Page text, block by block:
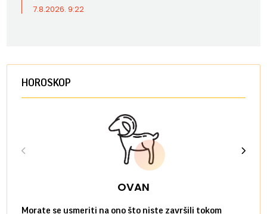
7.8.2026. 9:22
HOROSKOP
OVAN
Morate se usmeriti na ono što niste završili tokom